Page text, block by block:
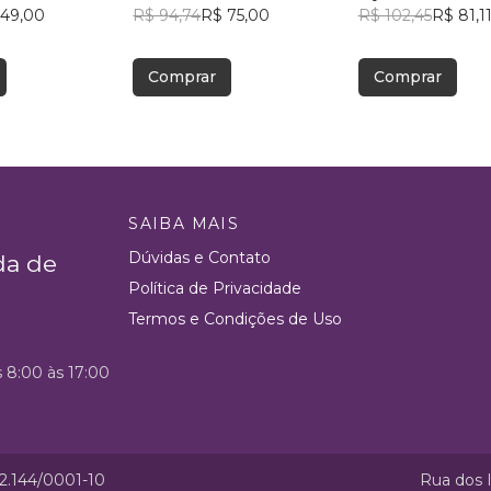
Chiesa
R$ 94,74R$ 75,00
Comprar
R$ 102,45R$ 81,11
Comprar
de
SAIBA MAIS
Dúvidas e Contato
Política de Privacidade
Termos e Condições de Uso
8:00 às 17:00
0001-10 Rua dos